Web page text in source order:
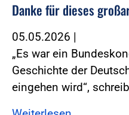
Danke für dieses
05.05.2026 |
„Es war ein
Geschichte der
eingehen wird“,